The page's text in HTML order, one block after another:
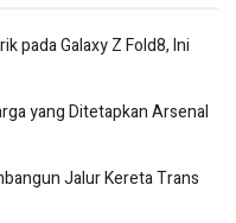
pada Galaxy Z Fold8, Ini
yang Ditetapkan Arsenal
Jalur Kereta Trans